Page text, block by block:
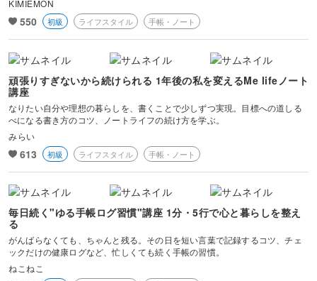
KIMIEMON
550 初級 ライフスタイル 手帳・ノート
頑張りすぎないから続けられる 1年後の私を変えるMe lifeノート
講座
なりたい自分や理想の暮らしを、書くことで少しずつ実現。目標への道しる
べになる書き方のコツ、ノートライフの続け方を学ぶ。
みらい
613 初級 ライフスタイル 手帳・ノート
毎日続く"ゆる手帳ログ習慣"講座 1分・5行で心と暮らしを整え
る
がんばらなくても、ちゃんと残る。その日を短い言葉で記録するコツ、チェ
ックだけの健康ログなど、忙しくても続く手帳の習慣。
ねこねこ